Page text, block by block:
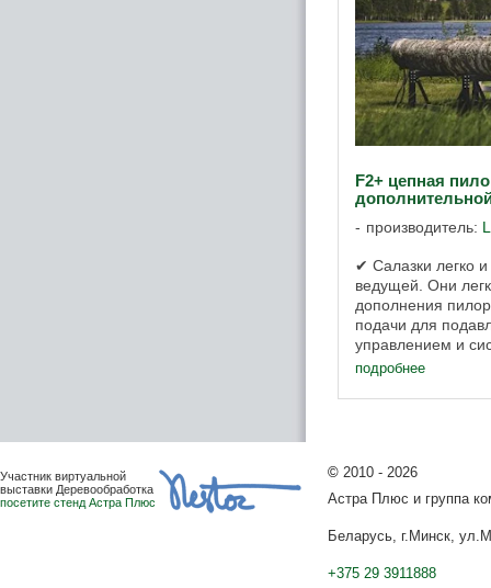
F2+ цепная
производитель:
✔ Салазки легко
ведущей. Они
дополнения
подачи для
управлением и
охлаждения. ✔
подробнее
Участник виртуальной
выставки Деревообработка
посетите стенд Астра Плюс
© 2010 - 2026
Астра Плюс и группа
Беларусь, г.Минск,
+375 29 3911888